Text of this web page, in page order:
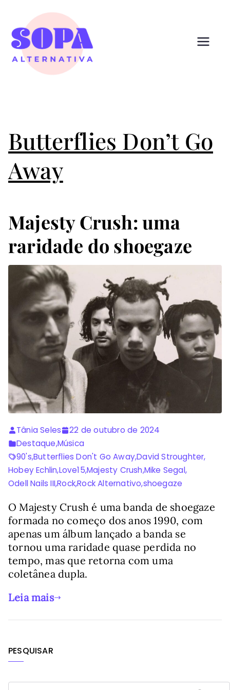
conteúdo
Butterflies Don’t Go
Away
Majesty Crush: uma
raridade do shoegaze
Tânia Seles
22 de outubro de 2024
Destaque,Música
90's,Butterflies Don't Go Away,David Stroughter,
Hobey Echlin,Love15,Majesty Crush,Mike Segal,
Odell Nails III,Rock,Rock Alternativo,shoegaze
O Majesty Crush é uma banda de shoegaze
formada no começo dos anos 1990, com
apenas um álbum lançado a banda se
tornou uma raridade quase perdida no
tempo, mas que retorna com uma
coletânea dupla.
Leia mais
PESQUISAR
P